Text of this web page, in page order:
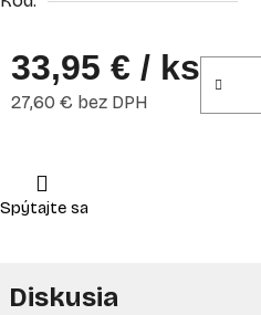
33,95 € / ks
27,60 € bez DPH
Diskusia